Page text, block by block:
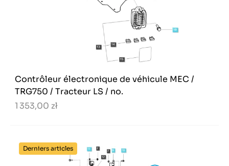
Contrôleur électronique de véhicule MEC /
TRG750 / Tracteur LS / no.
1 353,00 zł
Derniers articles